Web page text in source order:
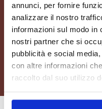
annunci, per fornire
analizzare il nostro
informazioni sul modo in
nostri partner che si
pubblicità e social
con altre informazioni
raccolto dal suo utilizzo